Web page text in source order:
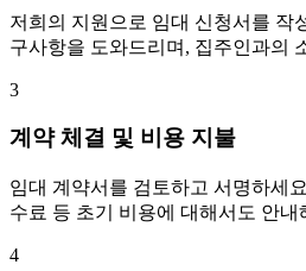
저희의 지원으로 임대 신청서를 작
구사항을 도와드리며, 집주인과의
3
계약 체결 및 비용 지불
임대 계약서를 검토하고 서명하세
수료 등 초기 비용에 대해서도 안내
4